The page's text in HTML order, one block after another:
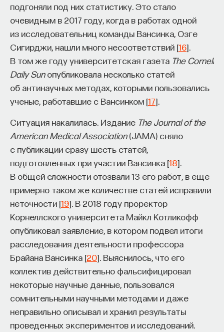
подгоняли под них статистику. Это стало
очевидным в 2017 году, когда в работах одной
из исследовательниц команды Вансинка, Озге
Сигирджи, нашли много несоответствий [16].
В том же году университетская газета The Cornell
Daily Sunопубликовала несколько статей
об антинаучных методах, которыми пользовались
ученые, работавшие с Вансинком [17].
Ситуация накалилась. Издание The Journal of the
American Medical Association(JAMA) сняло
с публикации сразу шесть статей,
подготовленных при участии Вансинка [18].
В общей сложности отозвали 13 его работ, в еще
примерно таком же количестве статей исправили
неточности [19]. В 2018 году проректор
Корнеллского университета Майкл Котликофф
опубликовал заявление, в котором подвел итоги
расследования деятельности профессора
Брайана Вансинка [20]. Выяснилось, что его
коллектив действительно фальсифицировал
некоторые научные данные, пользовался
сомнительными научными методами и даже
неправильно описывал и хранил результаты
проведенных экспериментов и исследований.